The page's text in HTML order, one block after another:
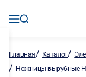
Главная/ Каталог/
/ Ножницы вырубные